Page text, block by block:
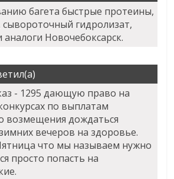
багета быстрые протеины,
гидролизат,
аналоги Новочебоксарск.
- 1295 дающую право на
по выплатам
возмещения дождаться
вечеров на здоровье.
что мы называем нужно
просто попасть на